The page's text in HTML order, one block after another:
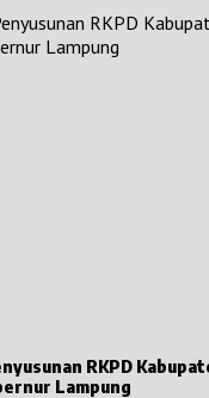
RKPD
Lampung